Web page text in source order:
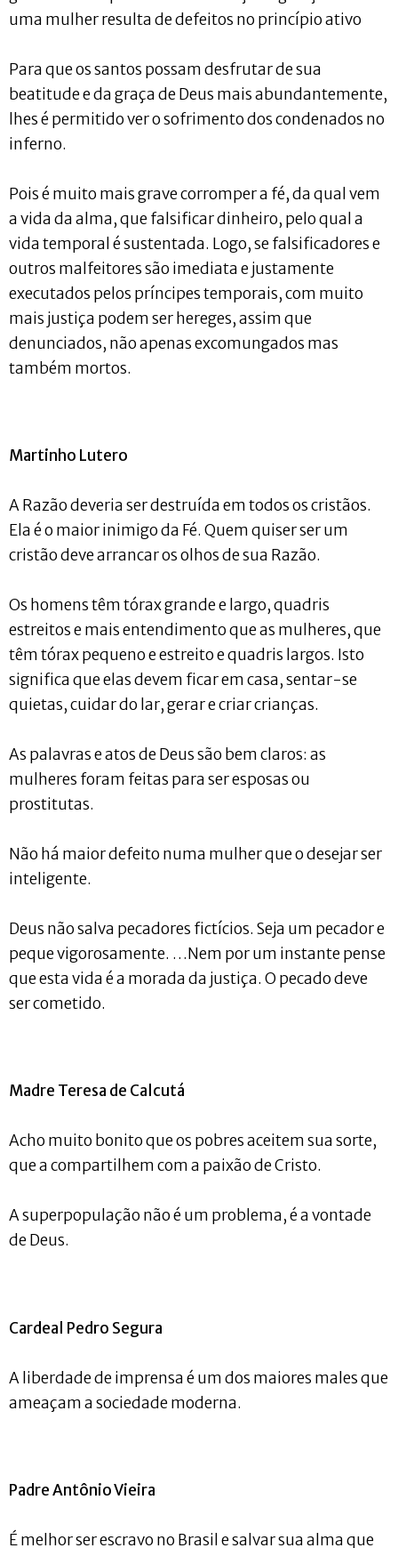
uma mulher resulta de defeitos no princípio ativo
Para que os santos possam desfrutar de sua
beatitude e da graça de Deus mais abundantemente,
lhes é permitido ver o sofrimento dos condenados no
inferno.
Pois é muito mais grave corromper a fé, da qual vem
a vida da alma, que falsificar dinheiro, pelo qual a
vida temporal é sustentada. Logo, se falsificadores e
outros malfeitores são imediata e justamente
executados pelos príncipes temporais, com muito
mais justiça podem ser hereges, assim que
denunciados, não apenas excomungados mas
também mortos.
Martinho Lutero
A Razão deveria ser destruída em todos os cristãos.
Ela é o maior inimigo da Fé. Quem quiser ser um
cristão deve arrancar os olhos de sua Razão.
Os homens têm tórax grande e largo, quadris
estreitos e mais entendimento que as mulheres, que
têm tórax pequeno e estreito e quadris largos. Isto
significa que elas devem ficar em casa, sentar-se
quietas, cuidar do lar, gerar e criar crianças.
As palavras e atos de Deus são bem claros: as
mulheres foram feitas para ser esposas ou
prostitutas.
Não há maior defeito numa mulher que o desejar ser
inteligente.
Deus não salva pecadores fictícios. Seja um pecador e
peque vigorosamente. …Nem por um instante pense
que esta vida é a morada da justiça. O pecado deve
ser cometido.
Madre Teresa de Calcutá
Acho muito bonito que os pobres aceitem sua sorte,
que a compartilhem com a paixão de Cristo.
A superpopulação não é um problema, é a vontade
de Deus.
Cardeal Pedro Segura
A liberdade de imprensa é um dos maiores males que
ameaçam a sociedade moderna.
Padre Antônio Vieira
É melhor ser escravo no Brasil e salvar sua alma que